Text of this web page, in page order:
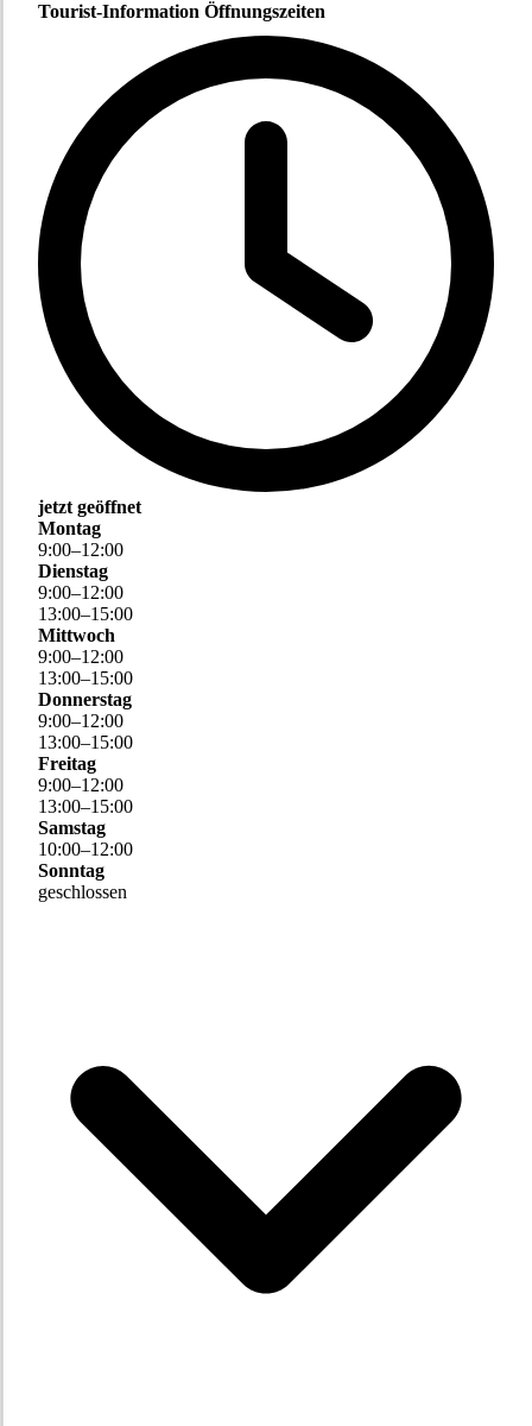
Tourist-Information Öffnungszeiten
jetzt geöffnet
Montag
9:00–12:00
Dienstag
9:00–12:00
13:00–15:00
Mittwoch
9:00–12:00
13:00–15:00
Donnerstag
9:00–12:00
13:00–15:00
Freitag
9:00–12:00
13:00–15:00
Samstag
10:00–12:00
Sonntag
geschlossen